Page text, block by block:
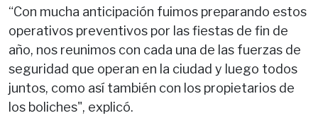
“Con mucha anticipación fuimos preparando estos
operativos preventivos por las fiestas de fin de
año, nos reunimos con cada una de las fuerzas de
seguridad que operan en la ciudad y luego todos
juntos, como así también con los propietarios de
los boliches", explicó.